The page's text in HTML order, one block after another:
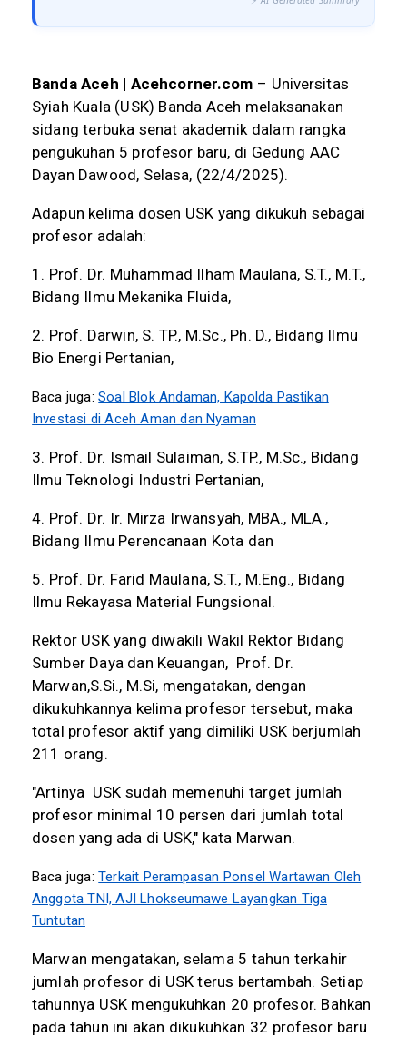
Banda Aceh | Acehcorner.com – Universitas
Syiah Kuala (USK) Banda Aceh melaksanakan
sidang terbuka senat akademik dalam rangka
pengukuhan 5 profesor baru, di Gedung AAC
Dayan Dawood, Selasa, (22/4/2025).
Adapun kelima dosen USK yang dikukuh sebagai
profesor adalah:
1. Prof. Dr. Muhammad Ilham Maulana, S.T., M.T.,
Bidang Ilmu Mekanika Fluida,
2. Prof. Darwin, S. TP., M.Sc., Ph. D., Bidang Ilmu
Bio Energi Pertanian,
Baca juga: Soal Blok Andaman, Kapolda Pastikan
Investasi di Aceh Aman dan Nyaman
3. Prof. Dr. Ismail Sulaiman, S.TP., M.Sc., Bidang
Ilmu Teknologi Industri Pertanian,
4. Prof. Dr. Ir. Mirza Irwansyah, MBA., MLA.,
Bidang Ilmu Perencanaan Kota dan
5. Prof. Dr. Farid Maulana, S.T., M.Eng., Bidang
Ilmu Rekayasa Material Fungsional.
Rektor USK yang diwakili Wakil Rektor Bidang
Sumber Daya dan Keuangan, Prof. Dr.
Marwan,S.Si., M.Si, mengatakan, dengan
dikukuhkannya kelima profesor tersebut, maka
total profesor aktif yang dimiliki USK berjumlah
211 orang.
"Artinya USK sudah memenuhi target jumlah
profesor minimal 10 persen dari jumlah total
dosen yang ada di USK," kata Marwan.
Baca juga: Terkait Perampasan Ponsel Wartawan Oleh
Anggota TNI, AJI Lhokseumawe Layangkan Tiga
Tuntutan
Marwan mengatakan, selama 5 tahun terkahir
jumlah profesor di USK terus bertambah. Setiap
tahunnya USK mengukuhkan 20 profesor. Bahkan
pada tahun ini akan dikukuhkan 32 profesor baru